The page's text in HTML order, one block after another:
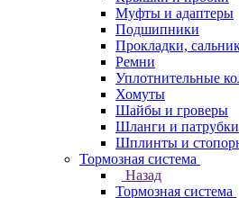
Муфты и адаптеры
Подшипники
Прокладки,
Ремни
Уплотнительные
Хомуты
Шайбы и гроверы
Шланги и патрубки
Шплинты и
Тормозная система
Назад
Тормозная система